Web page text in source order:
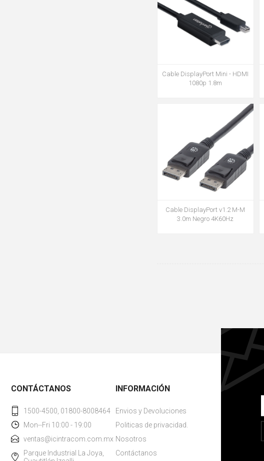
Cable DisplayPort Mini - HDMI
1080p 1.8m
Cable DisplayPort v1.2 M-M
3.0m Negro 4K60Hz
CONTÁCTANOS
1500-4500, 01800-8008464
Mon--Fri 10:00 - 19:00
ventas@icintracom.com.mx
Parque Industrial La Joya,
INFORMACIÓN
Envios y Devoluciones
Politicas de privacidad.
Nosotros
Contáctanos